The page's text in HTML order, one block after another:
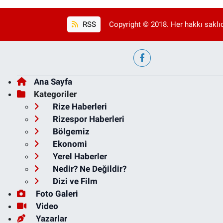
RSS Copyright © 2018. Her hakkı
Ana Sayfa
Kategoriler
Rize Haberleri
Rizespor Haberleri
Bölgemiz
Ekonomi
Yerel Haberler
Nedir? Ne Değildir?
Dizi ve Film
Foto Galeri
Video
Yazarlar